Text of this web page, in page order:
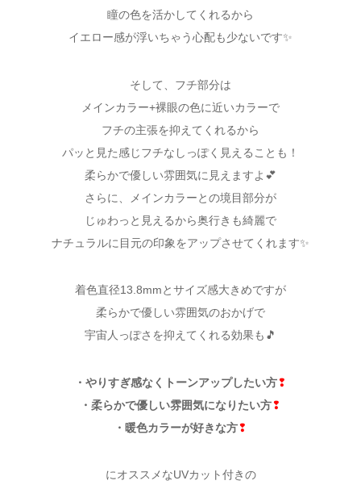
瞳の色を活かしてくれるから
イエロー感が浮いちゃう心配も少ないです✨
そして、フチ部分は
メインカラー+裸眼の色に近いカラーで
フチの主張を抑えてくれるから
パッと見た感じフチなしっぽく見えることも！
柔らかで優しい雰囲気に見えますよ💕
さらに、メインカラーとの境目部分が
じゅわっと見えるから奥行きも綺麗で
ナチュラルに目元の印象をアップさせてくれます✨
着色直径13.8mmとサイズ感大きめですが
柔らかで優しい雰囲気のおかげで
宇宙人っぽさを抑えてくれる効果も🎵
・やりすぎ感なくトーンアップしたい方❢
・柔らかで優しい雰囲気になりたい方❢
・暖色カラーが好きな方❢
にオススメなUVカット付きの